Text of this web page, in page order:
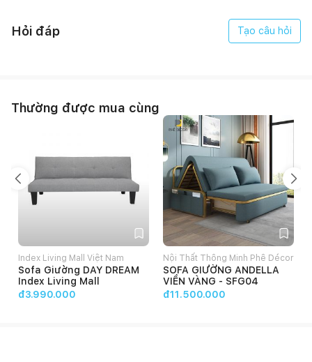
Hỏi đáp Tạo câu hỏi
Thường được mua cùng
Index Living Mall Việt Nam
Sofa Giường DAY DREAM
Index Living Mall
đ3.990.000
Nội Thất Thông Minh Phê Décor
SOFA GIƯỜNG ANDELLA
VIỀN VÀNG - SFG04
đ11.500.000